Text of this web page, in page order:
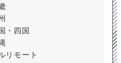
・四国
リモート